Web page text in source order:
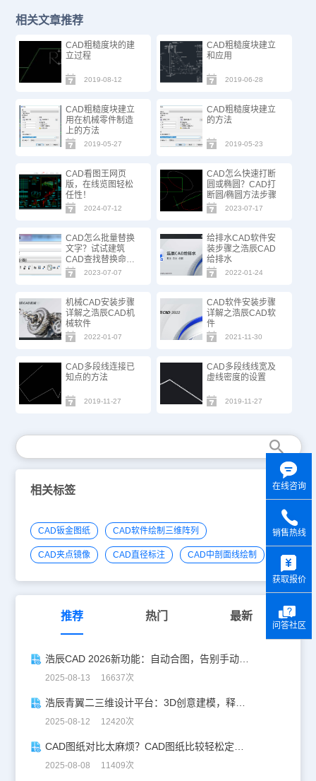
相关文章推荐
CAD粗糙度块的建
立过程
2019-08-12
CAD粗糙度块建立
和应用
2019-06-28
CAD粗糙度块建立
用在机械零件制造
上的方法
2019-05-27
CAD粗糙度块建立
的方法
2019-05-23
CAD看图王网页
版，在线览图轻松
任性！
2024-07-12
CAD怎么快速打断
圆或椭圆？CAD打
断圆/椭圆方法步骤
2023-07-17
CAD怎么批量替换
文字？试试建筑
CAD查找替换命
令！
2023-07-07
给排水CAD软件安
装步骤之浩辰CAD
给排水
2022-01-24
机械CAD安装步骤
详解之浩辰CAD机
械软件
2022-01-07
CAD软件安装步骤
详解之浩辰CAD软
件
2021-11-30
CAD多段线连接已
知点的方法
2019-11-27
CAD多段线线宽及
虚线密度的设置
2019-11-27
相关标签
CAD钣金图纸 CAD软件绘制三维阵列
CAD夹点镜像 CAD直径标注 CAD中剖面线绘制
推荐 热门 最新
浩辰CAD 2026新功能：自动合图，告别手动拼图！
2025-08-13 16637次
浩辰青翼二三维设计平台：3D创意建模，释放创意生产力！
2025-08-12 12420次
2025-08-08 11409次
在线咨询
销售热线
获取报价
问答社区